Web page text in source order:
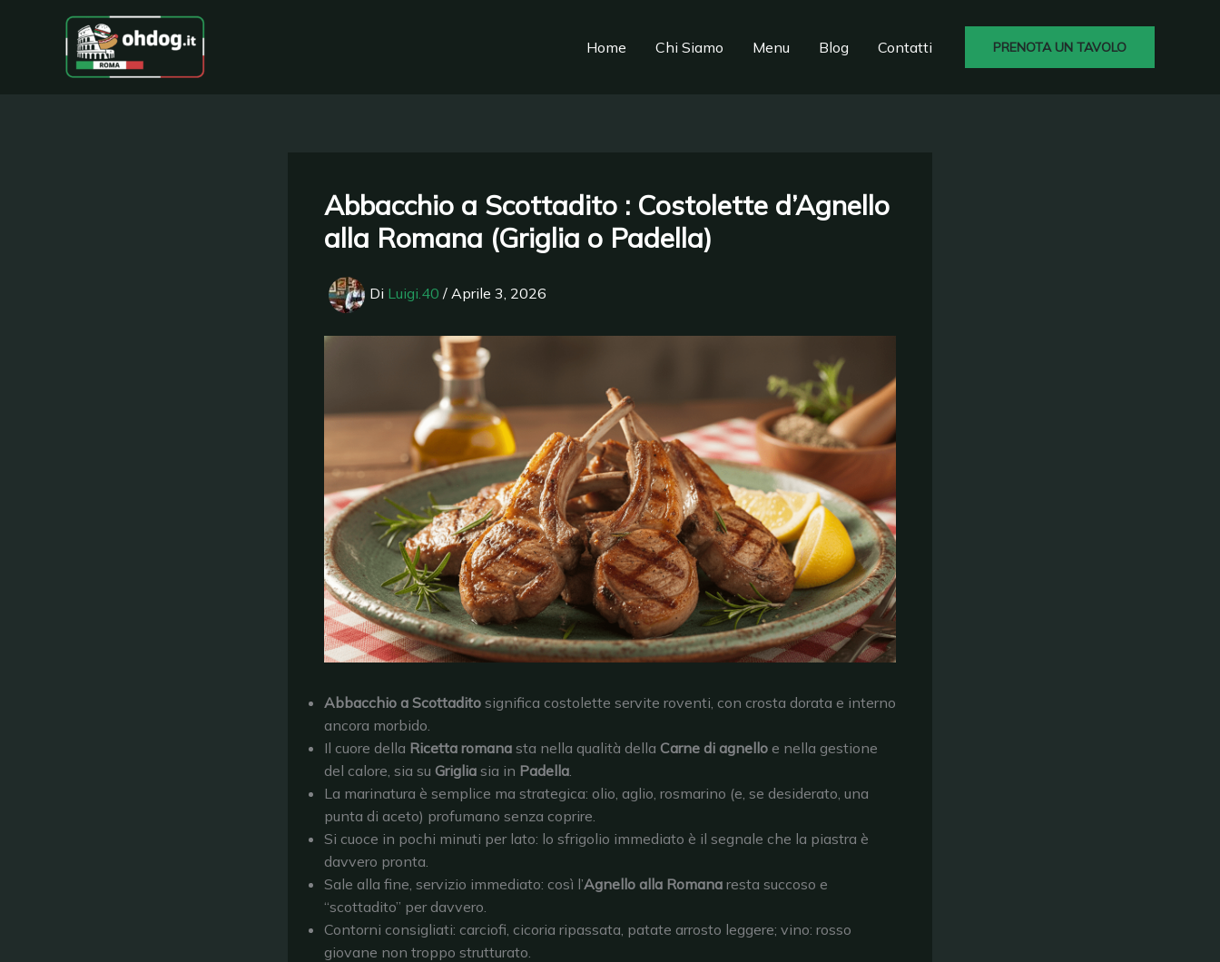
contenuto
Home Chi Siamo Menu Blog Contatti PRENOTA UN TAVOLO
Abbacchio a Scottadito : Costolette d’Agnello
alla Romana (Griglia o Padella)
Di Luigi.40 / Aprile 3, 2026
Abbacchio a Scottadito significa costolette servite roventi, con crosta dorata e interno
ancora morbido.
Il cuore della Ricetta romana sta nella qualità della Carne di agnello e nella gestione
del calore, sia su Griglia sia in Padella.
La marinatura è semplice ma strategica: olio, aglio, rosmarino (e, se desiderato, una
punta di aceto) profumano senza coprire.
Si cuoce in pochi minuti per lato: lo sfrigolio immediato è il segnale che la piastra è
davvero pronta.
Sale alla fine, servizio immediato: così l’Agnello alla Romana resta succoso e
“scottadito” per davvero.
Contorni consigliati: carciofi, cicoria ripassata, patate arrosto leggere; vino: rosso
giovane non troppo strutturato.